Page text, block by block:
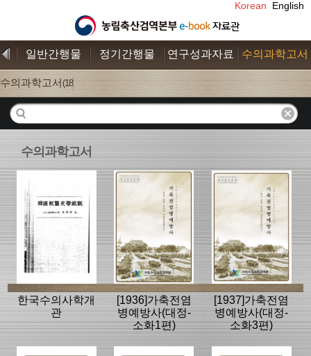
Korean English
일반간행물 정기간행물 연구성과자료 수의과학고서
수의과학고서(18)
수의과학고서
한국수의사학개
관
[1936]가축전염
병예방사(대정-
소화1편)
[1937]가축전염
병예방사(대정-
소화3편)